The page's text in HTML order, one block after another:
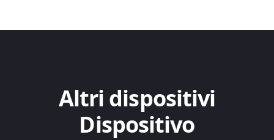
Altri dispositivi
Dispositivo